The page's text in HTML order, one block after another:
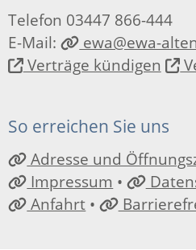
Telefon 03447 866-444
E-Mail:
ewa@ewa-
Verträge kündigen
So erreichen Sie uns
Adresse und
Impressum •
Anfahrt •